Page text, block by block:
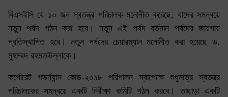
বিএসইসি যে ১০ জন স্বতন্ত্র পরিচালক মনোনীত করেছে, যাদের সমন্বয়ে
নতুন পর্ষদ গঠন করা হবে। নতুন এই পর্ষদ বর্তমান পর্ষদের জায়গায়
প্রতিস্থাপিত হবে। নতুন পর্ষদের চেয়ারম্যান মনোনীত করা হয়েছে ড.
মুহাম্মদ রহমতউল্লাকে।
কর্পোরেট গভর্ন্যান্স কোড-২০১৮ পরিপালন স্বাপেক্ষে শুধুমাত্র স্বতন্ত্র
পরিচালকের সমন্বয়ে একটি নিরীক্ষা কমিটি গঠন করবে। তাছাড়া একটি